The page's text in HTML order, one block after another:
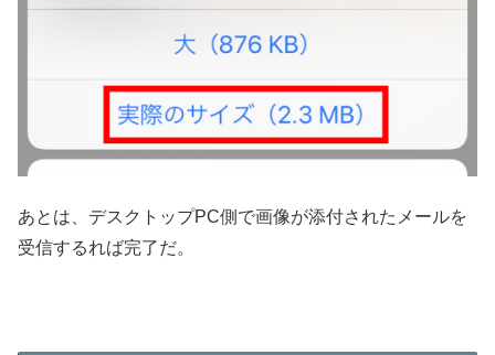
あとは、デスクトップPC側で画像が添付されたメールを
受信するれば完了だ。